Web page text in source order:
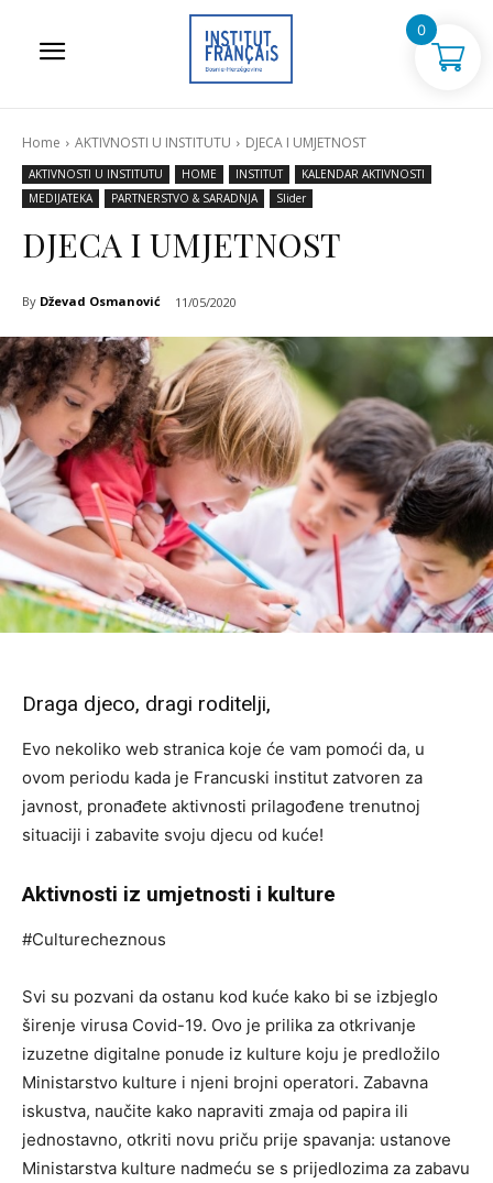
Home AKTIVNOSTI U INSTITUTU DJECA I UMJETNOST
AKTIVNOSTI U INSTITUTU HOME INSTITUT
KALENDAR AKTIVNOSTI
MEDIJATEKA
PARTNERSTVO & SARADNJA Slider
DJECA I UMJETNOST
By Dževad Osmanović 11/05/2020
Draga djeco, dragi roditelji,
Evo nekoliko web stranica koje će vam pomoći da, u
ovom periodu kada je Francuski institut zatvoren za
javnost, pronađete aktivnosti prilagođene trenutnoj
situaciji i zabavite svoju djecu od kuće!
Aktivnosti iz umjetnosti i kulture
#Culturecheznous
Svi su pozvani da ostanu kod kuće kako bi se izbjeglo
širenje virusa Covid-19. Ovo je prilika za otkrivanje
izuzetne digitalne ponude iz kulture koju je predložilo
Ministarstvo kulture i njeni brojni operatori. Zabavna
iskustva, naučite kako napraviti zmaja od papira ili
jednostavno, otkriti novu priču prije spavanja: ustanove
Ministarstva kulture nadmeću se s prijedlozima za zabavu
0